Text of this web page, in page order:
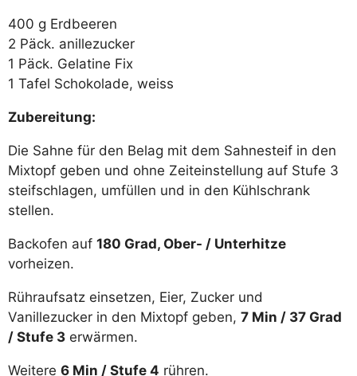
400 g Erdbeeren
2 Päck. anillezucker
1 Päck. Gelatine Fix
1 Tafel Schokolade, weiss
Zubereitung:
Die Sahne für den Belag mit dem Sahnesteif in den
Mixtopf geben und ohne Zeiteinstellung auf Stufe 3
steifschlagen, umfüllen und in den Kühlschrank
stellen.
Backofen auf 180 Grad, Ober- / Unterhitze
vorheizen.
Rühraufsatz einsetzen, Eier, Zucker und
Vanillezucker in den Mixtopf geben, 7 Min / 37 Grad
/ Stufe 3 erwärmen.
Weitere 6 Min / Stufe 4 rühren.